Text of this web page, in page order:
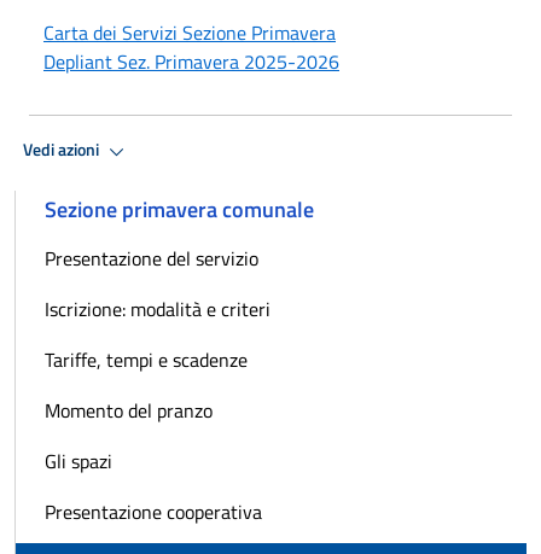
Carta dei Servizi Sezione Primavera
Depliant Sez. Primavera 2025-2026
Vedi azioni
Sezione primavera comunale
Presentazione del servizio
Iscrizione: modalità e criteri
Tariffe, tempi e scadenze
Momento del pranzo
Gli spazi
Presentazione cooperativa